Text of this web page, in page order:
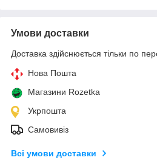
Умови доставки
Доставка здійснюється тільки по
Нова Пошта
Магазини Rozetka
Укрпошта
Самовивіз
Всі умови доставки